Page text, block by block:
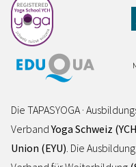
Die TAPASYOGA ·
VerbandYoga Schweiz
Union (EYU) . Die